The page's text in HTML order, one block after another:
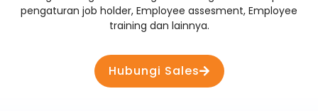
pengaturan job holder, Employee assesment, Employee
training dan lainnya.
Hubungi Sales